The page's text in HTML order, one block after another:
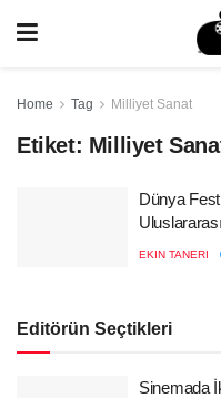
Home Tag Milliyet Sanat
Etiket: Milliyet
Dünya
EKIN TANERI
Editörün Seçtikleri
Sinemada